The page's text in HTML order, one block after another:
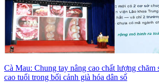
Cà Mau: Chung tay nâng cao chất lượng chăm
cao tuổi trong bối cảnh già hóa dân số